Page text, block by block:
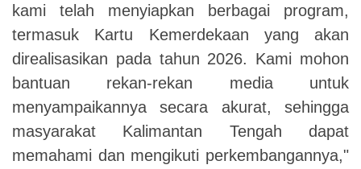
kami telah menyiapkan berbagai program,
termasuk Kartu Kemerdekaan yang akan
direalisasikan pada tahun 2026. Kami mohon
bantuan rekan-rekan media untuk
menyampaikannya secara akurat, sehingga
masyarakat Kalimantan Tengah dapat
memahami dan mengikuti perkembangannya,"